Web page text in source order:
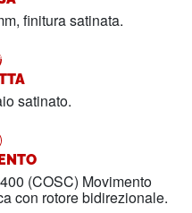
finitura satinata.
satinato.
(COSC) Movimento
con rotore bidirezionale.